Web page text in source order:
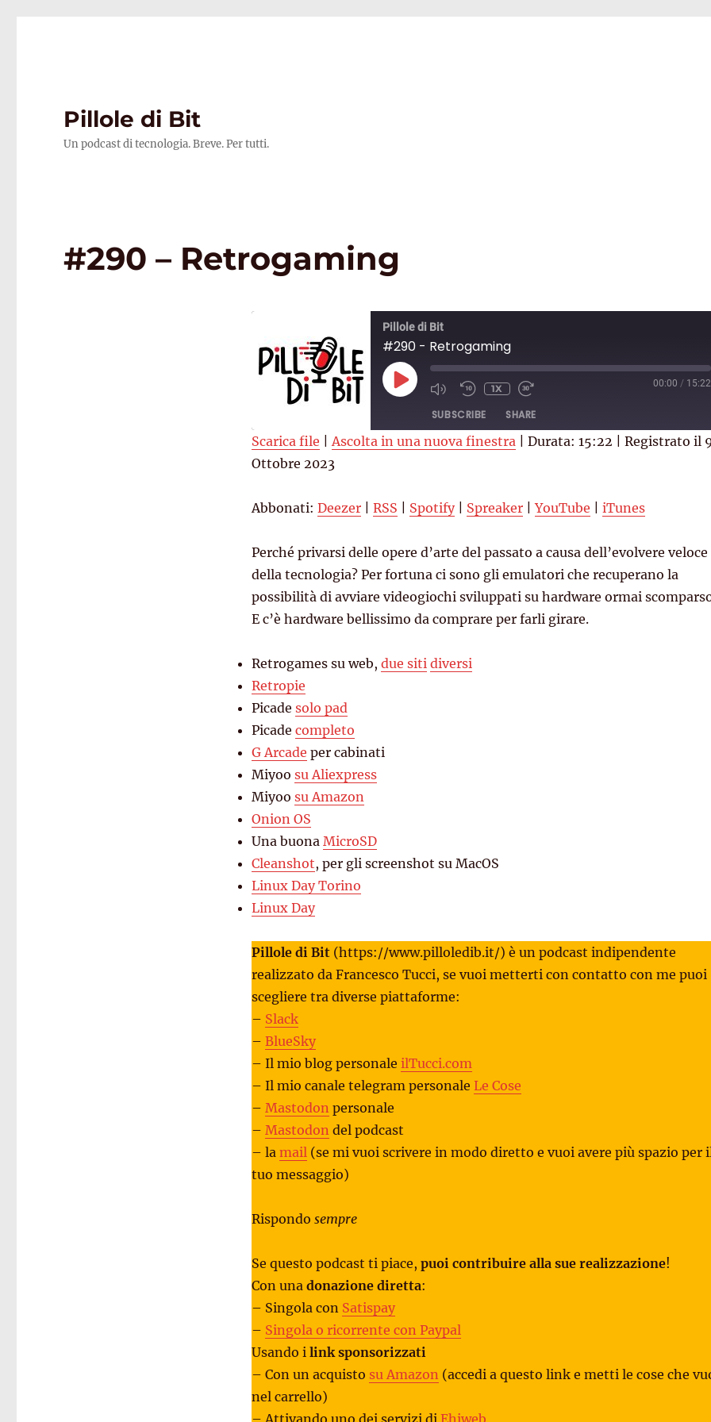
Pillole di Bit
Un podcast di tecnologia. Breve. Per tutti.
#290 – Retrogaming
Pillole di Bit
#290 - Retrogaming
PLAY
EPISODE
1X 00:00 / 15:22
SUBSCRIBE SHARE
Deezer
RSS FEED
SHARE
Scarica file |Ascolta in una nuova finestra| Durata: 15:22
Registrato il
Ottobre 2023
Abbonati: Deezer| RSS Spotify| Spreaker|YouTube iTunes
Perché privarsi delle opere d’arte del passato a causa dell’evolvere veloce
della tecnologia? Per fortuna ci sono gli emulatori che recuperano la
possibilità di avviare videogiochi sviluppati su hardware ormai
E c’è hardware bellissimo da comprare per farli girare.
Retrogames su web, due siti diversi
Retropie
Picade solo pad
Picade completo
G Arcade per cabinati
Miyoo su Aliexpress
Miyoo su Amazon
Onion OS
Una buona MicroSD
Cleanshot, per gli screenshot su MacOS
Linux Day Torino
Linux Day
Pillole di Bit(https://www.pilloledib.it/) è un podcast indipendente
realizzato da Francesco Tucci, se vuoi metterti con contatto con me puoi
scegliere tra diverse piattaforme:
– Slack
– BlueSky
– Il mio blog personale ilTucci.com
– Il mio canale telegram personale Le Cose
– Mastodon personale
– Mastodon del podcast
– la mail(se mi vuoi scrivere in modo diretto e vuoi avere più spazio per
tuo messaggio)
Rispondo sempre
Se questo podcast ti piace, puoi contribuire alla sue realizzazione!
Con una donazione diretta:
– Singola con Satispay
– Singola o ricorrente con Paypal
Usando i link sponsorizzati
– Con un acquisto su Amazon (accedi a questo link e metti le cose che
nel carrello)
– Attivando uno dei servizi di Ehiweb